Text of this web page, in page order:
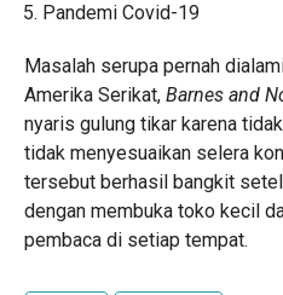
Pandemi Covid-19
Masalah serupa pernah
Amerika Serikat, Barnes and
nyaris gulung tikar karena
tidak menyesuaikan selera
tersebut berhasil bangkit
dengan membuka toko kecil
pembaca di setiap tempat.